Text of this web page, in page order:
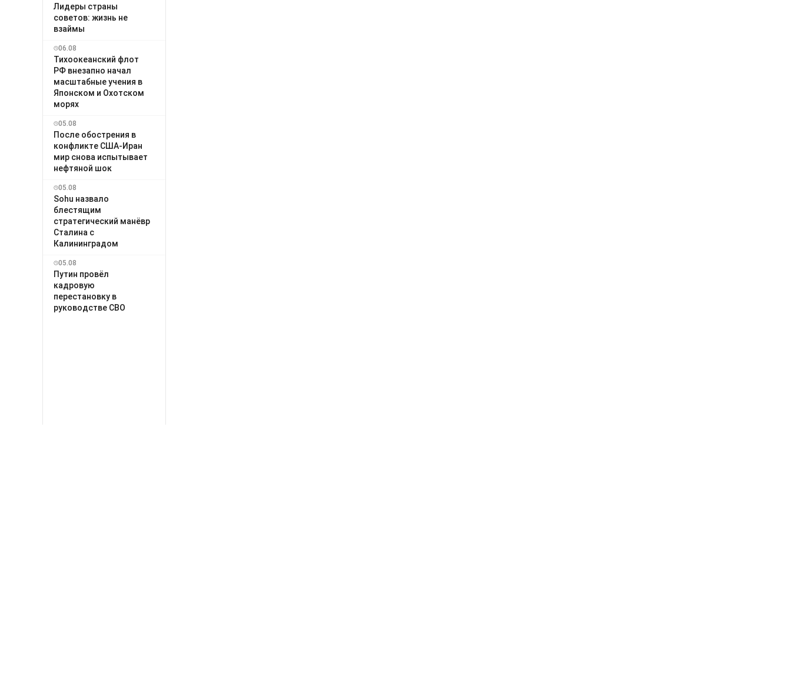
Лидеры страны
советов: жизнь не
взаймы
06.08
Тихоокеанский флот
РФ внезапно начал
масштабные учения в
Японском и Охотском
морях
05.08
После обострения в
конфликте США-Иран
мир снова испытывает
нефтяной шок
05.08
Sohu назвало
блестящим
стратегический манёвр
Сталина с
Калининградом
05.08
Путин провёл
кадровую
перестановку в
руководстве СВО